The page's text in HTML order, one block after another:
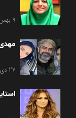
9 بهمن, 1403
مهدی
27 دی, 1403